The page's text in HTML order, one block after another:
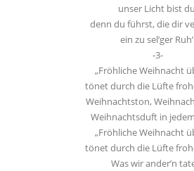
unser Licht bist
denn du führst, die dir
ein zu sel’ger
-3-
„Fröhliche Weihnacht
tönet durch die Lüfte
Weihnachtston,
Weihnachtsduft in
„Fröhliche Weihnacht
tönet durch die Lüfte
Was wir ander’n